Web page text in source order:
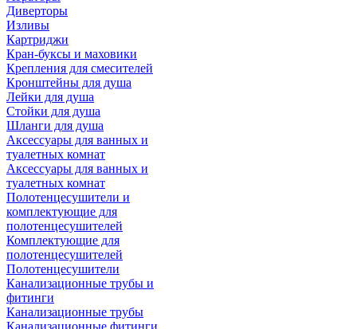
Диверторы
Изливы
Картриджи
Кран-буксы и маховики
Крепления для смесителей
Кронштейны для душа
Лейки для душа
Стойки для душа
Шланги для душа
Аксессуары для ванных и
туалетных комнат
Аксессуары для ванных и
туалетных комнат
Полотенцесушители и
комплектующие для
полотенцесушителей
Комплектующие для
полотенцесушителей
Полотенцесушители
Канализационные трубы и
фитинги
Канализационные трубы
Канализационные фитинги